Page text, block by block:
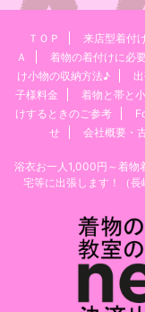
ＴＯＰ 来店型着付
Ａ
着物の着付けに必
け小物の収納方法♪
子様料金
着物と帯と
けするときのご参考
せ
会社概要・
浴衣お一人1,000円～着物
宅等に出張します！（